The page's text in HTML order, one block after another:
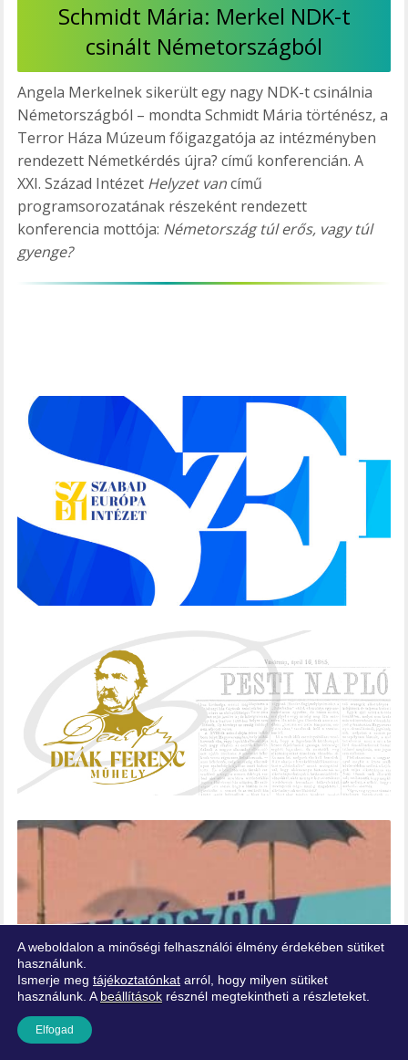
Schmidt Mária: Merkel NDK-t
csinált Németországból
Angela Merkelnek sikerült egy nagy NDK-t csinálnia
Németországból – mondta Schmidt Mária történész, a
Terror Háza Múzeum főigazgatója az intézményben
rendezett Németkérdés újra? című konferencián. A
XXI. Század Intézet Helyzet vancímű
programsorozatának részeként rendezett
konferencia mottója: Németország túl erős, vagy túl
gyenge?
A weboldalon a minőségi felhasználói élmény érdekében sütiket
használunk.
Ismerje meg tájékoztatónkat arról, hogy milyen sütiket
használunk. A beállítások résznél megtekintheti a részleteket.
Elfogad